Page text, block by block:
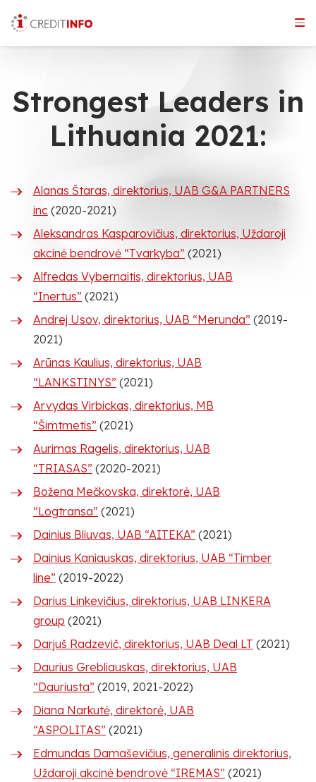
the
Strongest Leaders in
Lithuania 2021:
Alanas Štaras, direktorius, UAB G&A PARTNERS
inc (2020-2021)
Aleksandras Kasparovičius, direktorius, Uždaroji
akcinė bendrovė “Tvarkyba” (2021)
Alfredas Vybernaitis, direktorius, UAB
“Inertus” (2021)
Andrej Usov, direktorius, UAB “Merunda” (2019-
2021)
Arūnas Kaulius, direktorius, UAB
“LANKSTINYS” (2021)
Arvydas Virbickas, direktorius, MB
“Šimtmetis” (2021)
Aurimas Ragelis, direktorius, UAB
“TRIASAS” (2020-2021)
Božena Mečkovska, direktorė, UAB
“Logtransa” (2021)
Dainius Bliuvas, UAB “AITEKA” (2021)
Dainius Kaniauskas, direktorius, UAB “Timber
line” (2019-2022)
Darius Linkevičius, direktorius, UAB LINKERA
group (2021)
Darjuš Radzevič, direktorius, UAB Deal LT (2021)
Daurius Grebliauskas, direktorius, UAB
“Dauriusta” (2019, 2021-2022)
Diana Narkutė, direktorė, UAB
“ASPOLITAS” (2021)
Edmundas Damaševičius, generalinis direktorius,
Uždaroji akcinė bendrovė “IREMAS” (2021)